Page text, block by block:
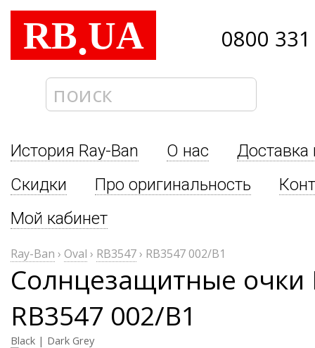
RB.UA 0800
История Ray-Ban О нас
Доставка
Скидки
Про оригинальность
Мой кабинет
Ray-Ban › Oval › RB3547› RB3547 002/B1
Солнцезащитные очки
RB3547 002/B1
Black | Dark Grey